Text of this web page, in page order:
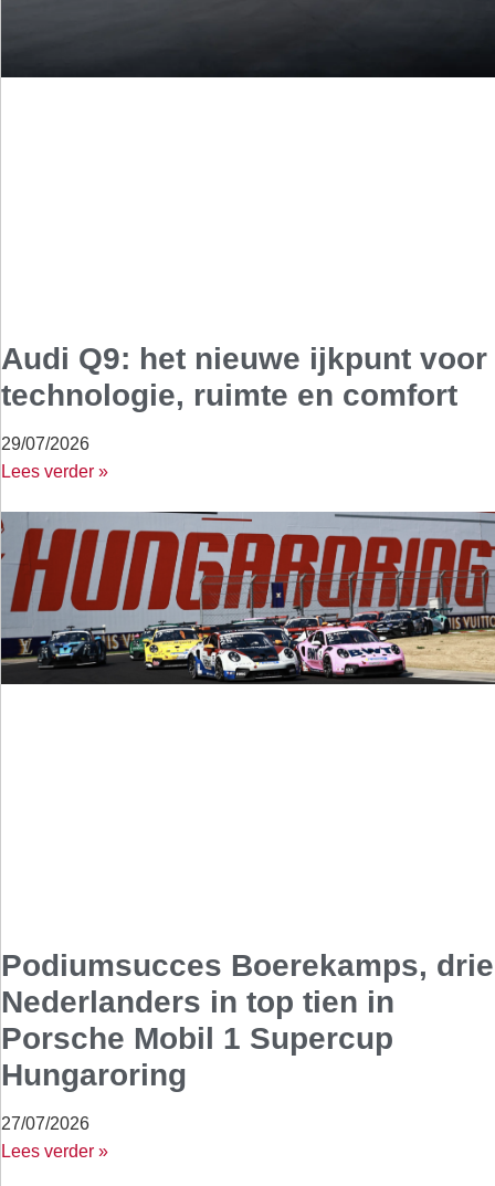
Audi Q9: het nieuwe ijkpunt voor
technologie, ruimte en comfort
29/07/2026
Lees verder »
Podiumsucces Boerekamps, drie
Nederlanders in top tien in
Porsche Mobil 1 Supercup
Hungaroring
27/07/2026
Lees verder »